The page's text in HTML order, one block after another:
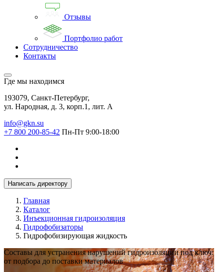
Отзывы
Портфолио работ
Сотрудничество
Контакты
Где мы находимся
193079, Санкт-Петербург,
ул. Народная, д. 3, корп.1, лит. А
info@gkn.su
+7 800 200-85-42 Пн-Пт 9:00-18:00
Написать директору
Главная
Каталог
Инъекционная гидроизоляция
Гидрофобизаторы
Гидрофобизирующая жидкость
Составы для устранения нарушений гидроизоляции под ключ:
от подбора до поставки материалов